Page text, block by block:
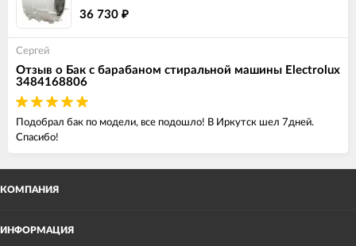
36 730 ₽
Сергей
Отзыв о Бак с барабаном стиральной машины Electrolux
3484168806
Подобрал бак по модели, все подошло! В Иркутск шел 7дней.
Спасибо!
КОМПАНИЯ
ИНФОРМАЦИЯ